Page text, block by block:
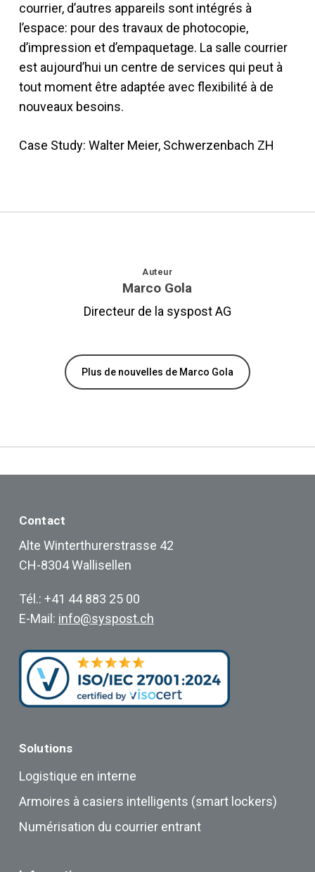
courrier, d’autres appareils sont intégrés à
l’espace: pour des travaux de photocopie,
d’impression et d’empaquetage. La salle courrier
est aujourd’hui un centre de services qui peut à
tout moment être adaptée avec flexibilité à de
nouveaux besoins.
Case Study: Walter Meier, Schwerzenbach ZH
Auteur
Marco Gola
Directeur de la syspost AG
Plus de nouvelles de Marco Gola
Contact
Alte Winterthurerstrasse 42
CH-8304 Wallisellen
Tél.: +41 44 883 25 00
E-Mail: info@syspost.ch
Solutions
Logistique en interne
Armoires à casiers intelligents (smart lockers)
Numérisation du courrier entrant